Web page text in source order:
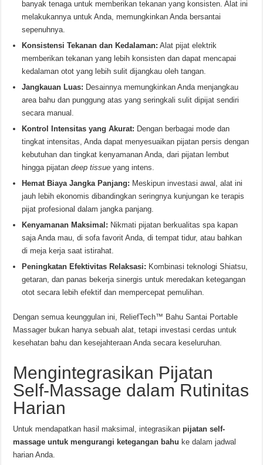
banyak tenaga untuk memberikan tekanan yang konsisten. Alat ini
melakukannya untuk Anda, memungkinkan Anda bersantai
sepenuhnya.
Konsistensi Tekanan dan Kedalaman: Alat pijat elektrik
memberikan tekanan yang lebih konsisten dan dapat mencapai
kedalaman otot yang lebih sulit dijangkau oleh tangan.
Jangkauan Luas: Desainnya memungkinkan Anda menjangkau
area bahu dan punggung atas yang seringkali sulit dipijat sendiri
secara manual.
Kontrol Intensitas yang Akurat: Dengan berbagai mode dan
tingkat intensitas, Anda dapat menyesuaikan pijatan persis dengan
kebutuhan dan tingkat kenyamanan Anda, dari pijatan lembut
hingga pijatandeep tissue yang intens.
Hemat Biaya Jangka Panjang: Meskipun investasi awal, alat ini
jauh lebih ekonomis dibandingkan seringnya kunjungan ke terapis
pijat profesional dalam jangka panjang.
Kenyamanan Maksimal: Nikmati pijatan berkualitas spa kapan
saja Anda mau, di sofa favorit Anda, di tempat tidur, atau bahkan
di meja kerja saat istirahat.
Peningkatan Efektivitas Relaksasi: Kombinasi teknologi Shiatsu,
getaran, dan panas bekerja sinergis untuk meredakan ketegangan
otot secara lebih efektif dan mempercepat pemulihan.
Dengan semua keunggulan ini, ReliefTech™ Bahu Santai Portable
Massager bukan hanya sebuah alat, tetapi investasi cerdas untuk
kesehatan bahu dan kesejahteraan Anda secara keseluruhan.
Mengintegrasikan Pijatan
Self-Massage dalam Rutinitas
Harian
Untuk mendapatkan hasil maksimal, integrasikanpijatan self-
massage untuk mengurangi ketegangan bahu ke dalam jadwal
harian Anda.